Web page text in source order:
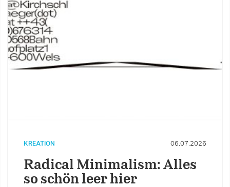
KREATION 06.07.2026
Radical Minimalism: Alles
so schön leer hier